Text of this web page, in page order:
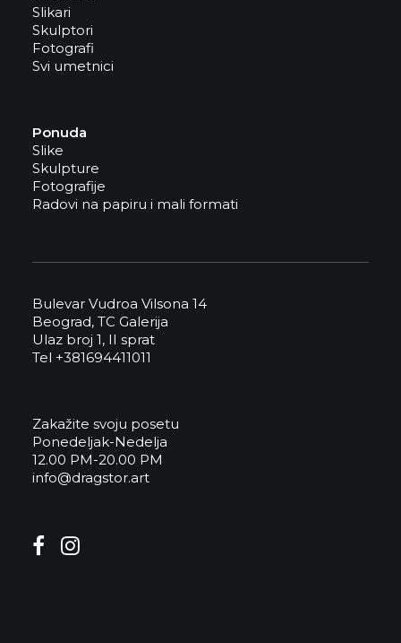
Slikari
Skulptori
Fotografi
Svi umetnici
Ponuda
Slike
Skulpture
Fotografije
Radovi na papiru i mali formati
Bulevar Vudroa Vilsona 14
Beograd, TC Galerija
Ulaz broj 1, II sprat
Tel +381694411011
Zakažite svoju posetu
Ponedeljak-Nedelja
12.00 PM-20.00 PM
info@dragstor.art